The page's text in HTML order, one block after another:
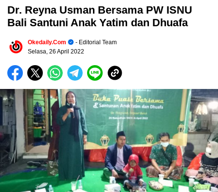
Dr. Reyna Usman Bersama PW ISNU
Bali Santuni Anak Yatim dan Dhuafa
Okedaily.com
- Editorial Team
Selasa, 26 April 2022